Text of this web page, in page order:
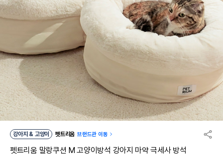
강아지 & 고양이 펫트리움 브랜드관 이동
펫트리움 말랑쿠션 M 고양이방석 강아지 마약 극세사 방석